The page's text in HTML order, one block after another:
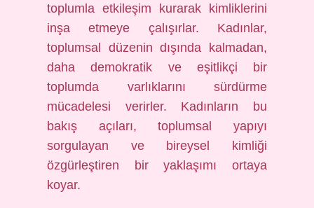
toplumla etkileşim kurarak kimliklerini
inşa etmeye çalışırlar. Kadınlar,
toplumsal düzenin dışında kalmadan,
daha demokratik ve eşitlikçi bir
toplumda varlıklarını sürdürme
mücadelesi verirler. Kadınların bu
bakış açıları, toplumsal yapıyı
sorgulayan ve bireysel kimliği
özgürleştiren bir yaklaşımı ortaya
koyar.